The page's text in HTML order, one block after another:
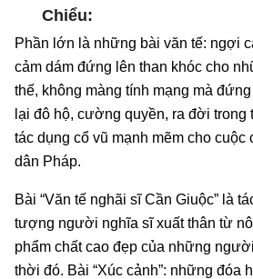
Chiểu:
Phần lớn là những bài văn tế: ngợi
cảm dám đứng lên than khóc cho
thế, không màng tính mạng mà
lại đô hộ, cường quyền, ra đời trong
tác dụng cổ vũ mạnh mẽm cho
dân Pháp.
Bài “Văn tế nghãi sĩ Cần Giuộc” là
tượng người nghĩa sĩ xuất thân từ
phẩm chất cao đẹp của những
thời đó. Bài “Xúc cảnh”: những đóa